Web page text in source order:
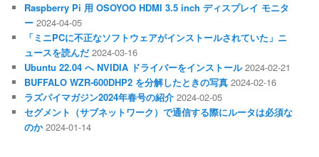
Raspberry Pi 用 OSOYOO HDMI 3.5 inch ディスプレイ モニタ
ー 2024-04-05
「ミニPCに不正なソフトウェアがインストールされていた」ニ
ュースを読んだ 2024-03-16
Ubuntu 22.04 へ NVIDIA ドライバーをインストール 2024-02-21
BUFFALO WZR-600DHP2 を分解したときの写真 2024-02-16
ラズパイマガジン2024年春号の紹介 2024-02-05
セグメント（サブネットワーク）で通信する際にルータは必須な
のか 2024-01-14